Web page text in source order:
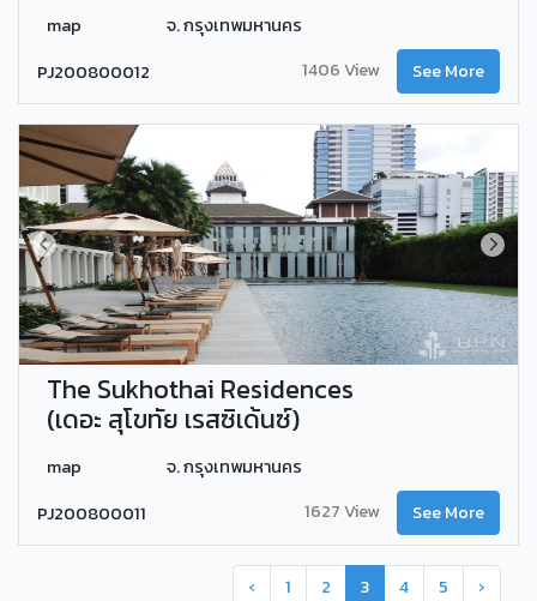
map
จ. กรุงเทพมหานคร
PJ200800012
1406 View See More
The Sukhothai Residences
(เดอะ สุโขทัย เรสซิเด้นซ์)
map
จ. กรุงเทพมหานคร
PJ200800011
1627 View See More
‹ 1 2 3 4 5 ›